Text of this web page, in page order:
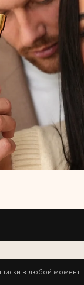
в любой момент.